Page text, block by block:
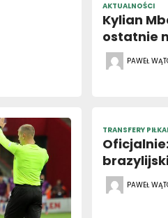
AKTUALNOŚCI
Kylian
ostatnie
PAWEŁ
TRANSFERY
PAWEŁ